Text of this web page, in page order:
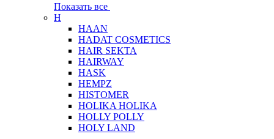
Показать все
H
HAAN
HADAT COSMETICS
HAIR SEKTA
HAIRWAY
HASK
HEMPZ
HISTOMER
HOLIKA HOLIKA
HOLLY POLLY
HOLY LAND